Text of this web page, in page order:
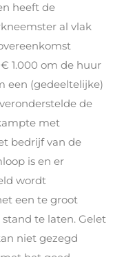
heeft de
al vlak
1.000 om de huur
een (gedeeltelijke)
de
met
bedrijf van de
is en er
wordt
een te groot
te laten. Gelet
niet gezegd